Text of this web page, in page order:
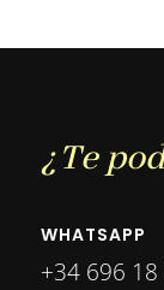
¿Te
WHATSAPP
+34 696